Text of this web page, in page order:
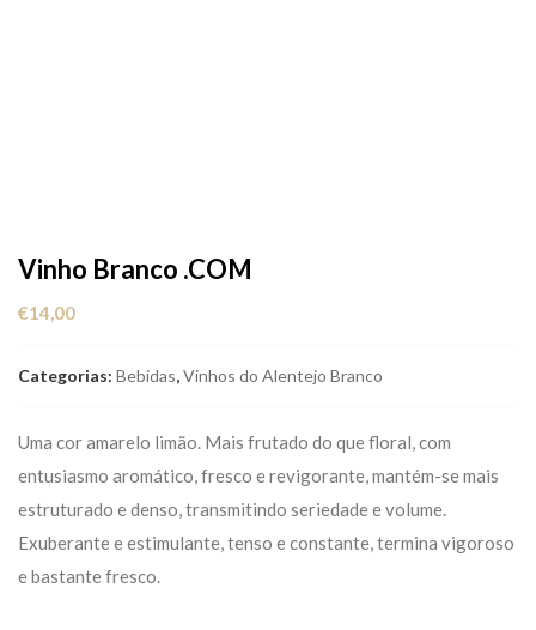
Vinho Branco .COM
€14,00
Categorias: Bebidas,Vinhos do Alentejo Branco
Uma cor amarelo limão. Mais frutado do que floral, com
entusiasmo aromático, fresco e revigorante, mantém-se mais
estruturado e denso, transmitindo seriedade e volume.
Exuberante e estimulante, tenso e constante, termina vigoroso
e bastante fresco.